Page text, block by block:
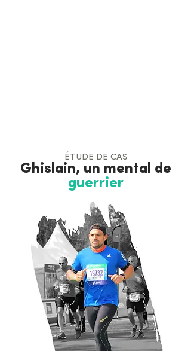
ÉTUDE DE CAS
Ghislain, un mental de
guerrier